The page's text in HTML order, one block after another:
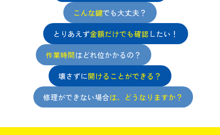
こんな鍵でも大丈夫？
とりあえず金額だけでも確認したい！
作業時間はどれ位かかるの？
壊さずに開けることができる？
修理ができない場合は、どうなりますか？